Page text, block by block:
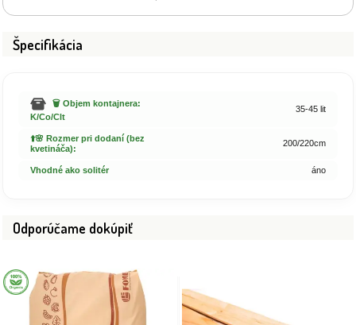
Špecifikácia
🗑️ Objem kontajnera:
K/Co/Clt
35-45 lit
⬆️🌸 Rozmer pri dodaní (bez
kvetináča):
200/220cm
Vhodné ako solitér áno
Odporúčame dokúpiť